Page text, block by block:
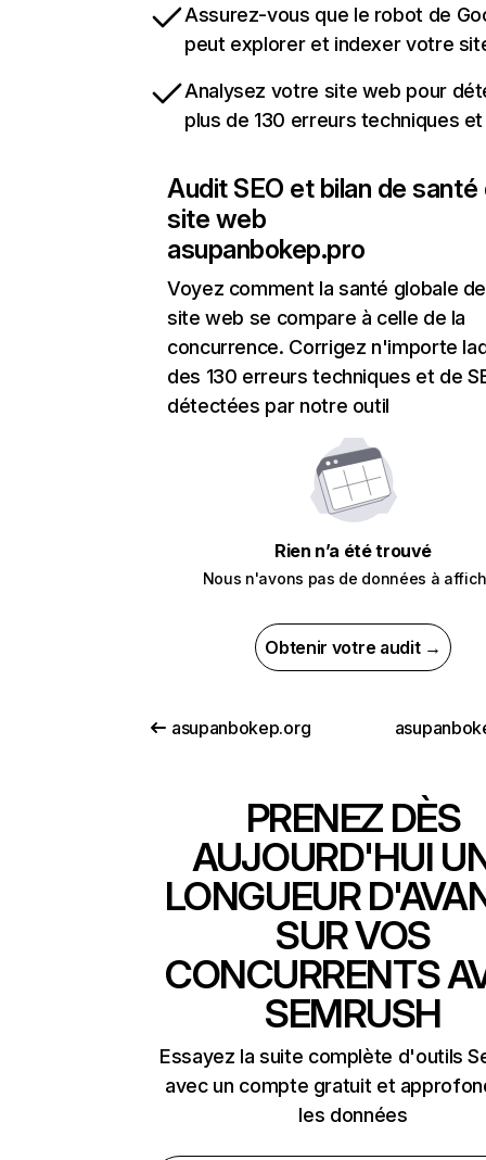
Assurez-vous que le robot de
peut explorer et indexer votre
Analysez votre site web pour
plus de 130 erreurs techniques et
Audit SEO et bilan de santé
site web
asupanbokep.pro
Voyez comment la santé globale
site web se compare à celle de la
concurrence. Corrigez n'importe
des 130 erreurs techniques et de
détectées par notre outil
Rien n’a été trouvé
Nous n'avons pas de données à
Obtenir votre audit →
asupanbokep.org
PRENEZ DÈS
AUJOURD'HUI
LONGUEUR
SUR VOS
CONCURRENTS
SEMRUSH
Essayez la suite complète d'outils
avec un compte gratuit et
les données